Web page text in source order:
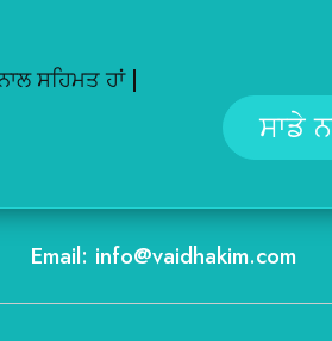
ਸਹਿਮਤ ਹਾਂ |
Email: info@vaidhakim.com